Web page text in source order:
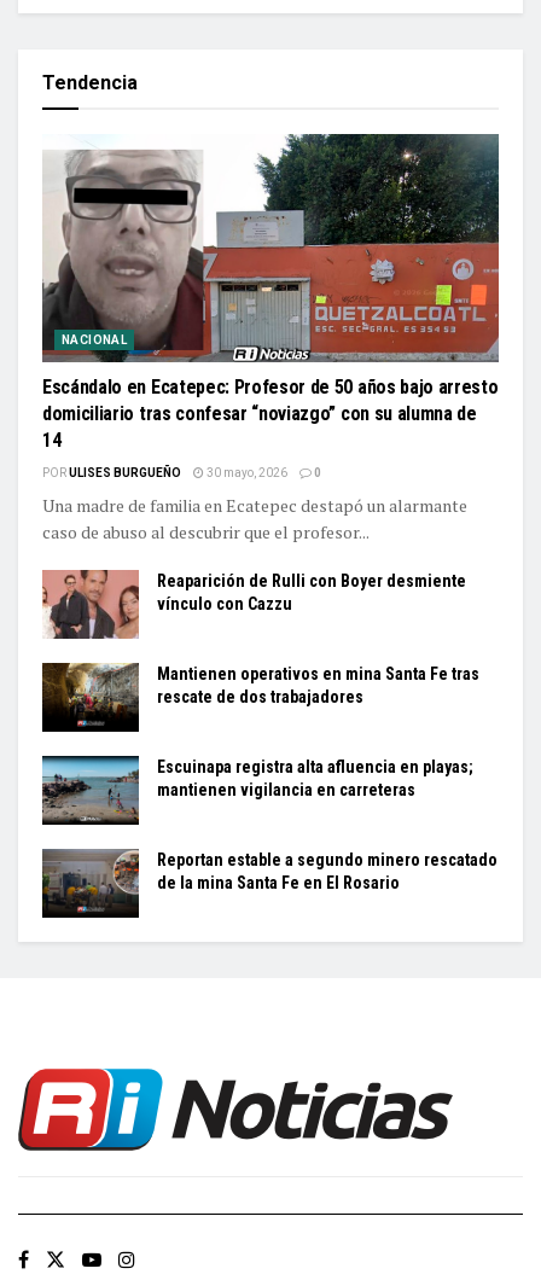
Tendencia
NACIONAL
Escándalo en Ecatepec: Profesor de 50 años bajo arresto
domiciliario tras confesar “noviazgo” con su alumna de
14
PORULISES BURGUEÑO 30 mayo, 2026 0
Una madre de familia en Ecatepec destapó un alarmante
caso de abuso al descubrir que el profesor...
Reaparición de Rulli con Boyer desmiente
vínculo con Cazzu
Mantienen operativos en mina Santa Fe tras
rescate de dos trabajadores
Escuinapa registra alta afluencia en playas;
mantienen vigilancia en carreteras
Reportan estable a segundo minero rescatado
de la mina Santa Fe en El Rosario